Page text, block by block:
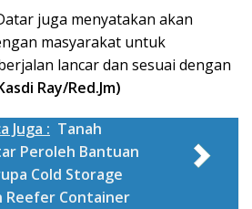
juga menyatakan akan
masyarakat untuk
lancar dan sesuai dengan
Ray/Red.Jm)
Juga : Tanah
Peroleh Bantuan
Cold Storage
Reefer Container